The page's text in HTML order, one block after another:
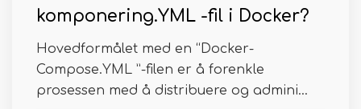
komponering.YML -fil i Docker?
Hovedformålet med en “Docker-
Compose.YML ”-filen er å forenkle
prosessen med å distribuere og admini...